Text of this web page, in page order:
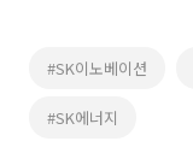
#SK이노베이션
#SK에너지